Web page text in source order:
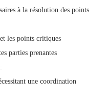
à la résolution des points
les points critiques
parties prenantes
une coordination